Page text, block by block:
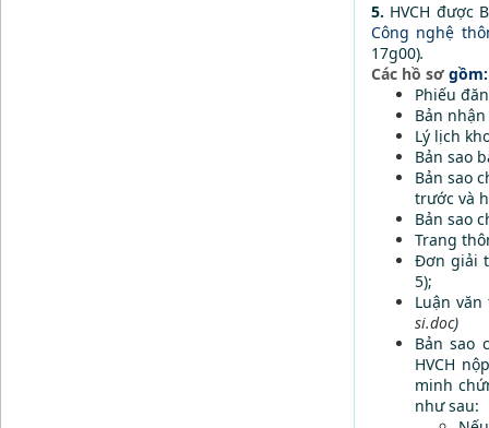
5. HVCH được
Công nghệ
17g00).
Các hồ sơ gồm:
Phiếu
Bản
Lý lịch
Bản sao
Bản sao
trước và
Bản sao
Trang
Đơn giải
5);
Luận
si.doc)
Bản sao
HVCH
minh
như sau: